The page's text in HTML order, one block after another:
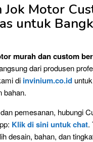
Jok Motor
untuk
murah dan custom
dari produsen
di invinium.co.id
bahan.
pemesanan, hubungi
Klik di sini untuk chat.
desain, bahan, dan